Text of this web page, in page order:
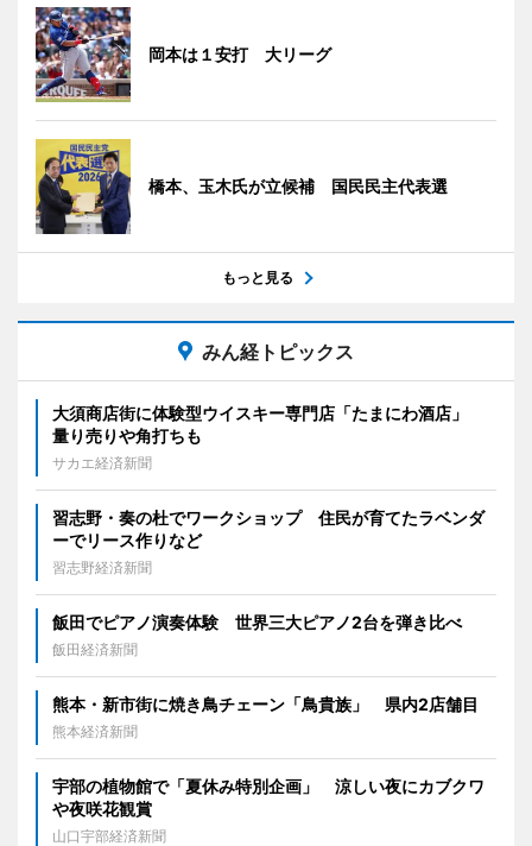
岡本は１安打 大リーグ
橋本、玉木氏が立候補 国民民主代表選
もっと見る
みん経トピックス
大須商店街に体験型ウイスキー専門店「たまにわ酒店」
量り売りや角打ちも
サカエ経済新聞
習志野・奏の杜でワークショップ 住民が育てたラベンダ
ーでリース作りなど
習志野経済新聞
飯田でピアノ演奏体験 世界三大ピアノ2台を弾き比べ
飯田経済新聞
熊本・新市街に焼き鳥チェーン「鳥貴族」 県内2店舗目
熊本経済新聞
宇部の植物館で「夏休み特別企画」 涼しい夜にカブクワ
や夜咲花観賞
山口宇部経済新聞